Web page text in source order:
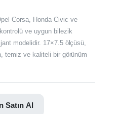
Corsa, Honda Civic ve
ve uygun bilezik
modelidir. 17×7.5 ölçüsü,
temiz ve kaliteli bir görünüm
Satın Al